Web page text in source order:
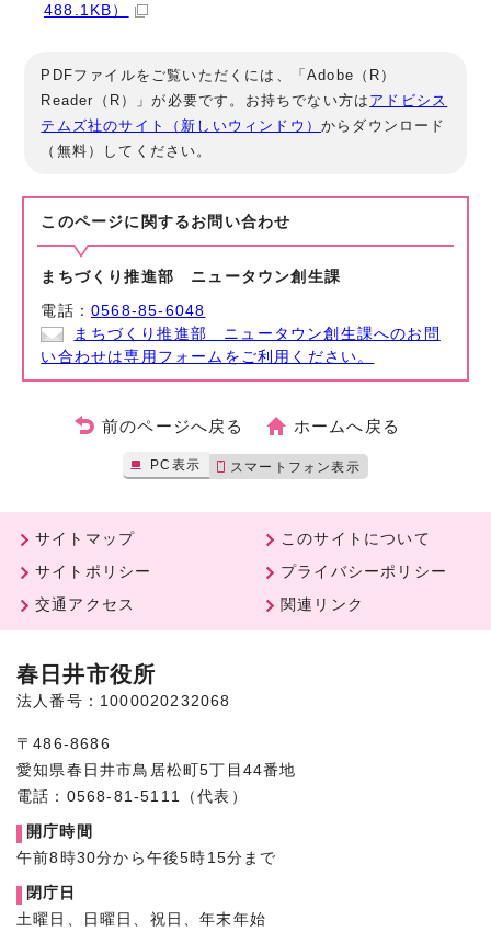
488.1KB）
PDFファイルをご覧いただくには、「Adobe（R）
Reader（R）」が必要です。お持ちでない方は アドビシス
テムズ社のサイト（新しいウィンドウ）からダウンロード
（無料）してください。
このページに関する お問い合わせ
まちづくり推進部 ニュータウン創生課
電話：0568-85-6048
まちづくり推進部 ニュータウン創生課へのお問
い合わせは専用フォームをご利用ください。
前のページへ戻る ホームへ戻る
PC表示 スマートフォン表示
サイトマップ
このサイトについて
サイトポリシー
プライバシーポリシー
交通アクセス
関連リンク
春日井市役所
法人番号：1000020232068
〒486-8686
愛知県春日井市鳥居松町5丁目44番地
電話：0568-81-5111（代表）
開庁時間
午前8時30分から午後5時15分まで
閉庁日
土曜日、日曜日、祝日、年末年始